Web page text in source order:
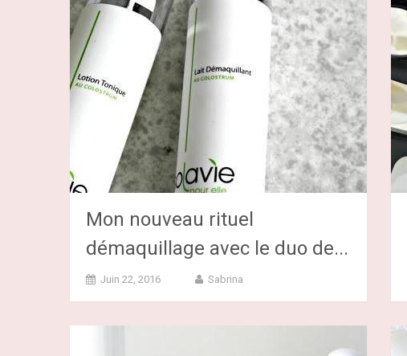
Mon nouveau rituel
démaquillage avec le duo de...
Juin 22, 2016 Sabrina